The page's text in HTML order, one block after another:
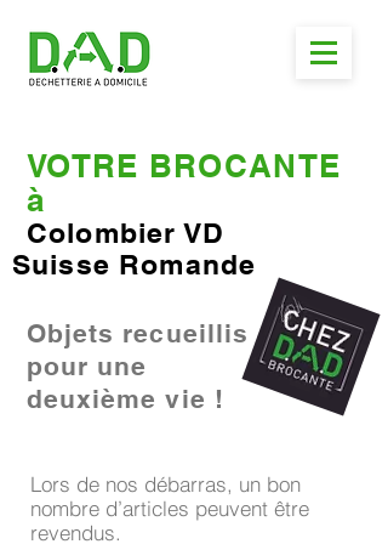
VOTRE BROCANTE
à
Colombier VD
Suisse Romande
Objets recueillis
pour une
deuxième vie !
Lors de nos débarras, un bon
nombre d’articles peuvent être
revendus.